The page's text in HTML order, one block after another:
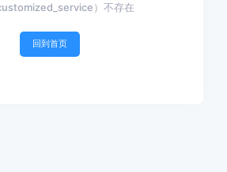
）不存在
回到首页